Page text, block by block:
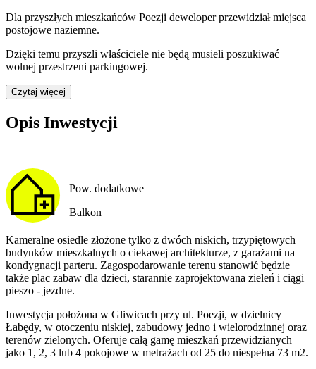
Dla przyszłych mieszkańców Poezji deweloper przewidziałmiejsca
postojowe naziemne.
Dzięki temu przyszli właściciele nie będą musieli poszukiwać
wolnej przestrzeni parkingowej.
Czytaj więcej
Opis Inwestycji
Pow. dodatkowe
Balkon
Kameralne osiedle złożone tylko z dwóch niskich, trzypiętowych
budynków mieszkalnych o ciekawej architekturze, z garażami na
kondygnacji parteru. Zagospodarowanie terenu stanowić będzie
także plac zabaw dla dzieci, starannie zaprojektowana zieleń i ciągi
pieszo - jezdne.
Inwestycja położona w Gliwicach przy ul. Poezji, w dzielnicy
Łabędy, w otoczeniu niskiej, zabudowy jedno i wielorodzinnej oraz
terenów zielonych. Oferuje całą gamę mieszkań przewidzianych
jako 1, 2, 3 lub 4 pokojowe w metrażach od 25 do niespełna 73 m2.